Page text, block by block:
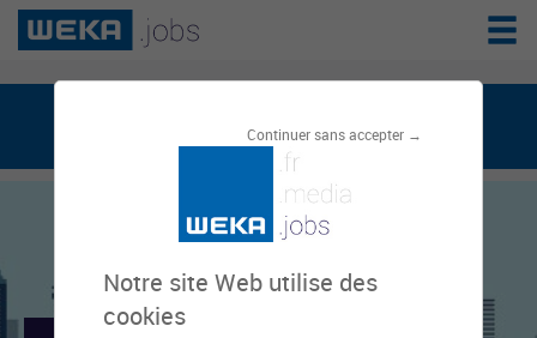
Continuer sans accepter →
Notre site Web utilise des
cookies
weka.jobs, le réseau de l'emploi public